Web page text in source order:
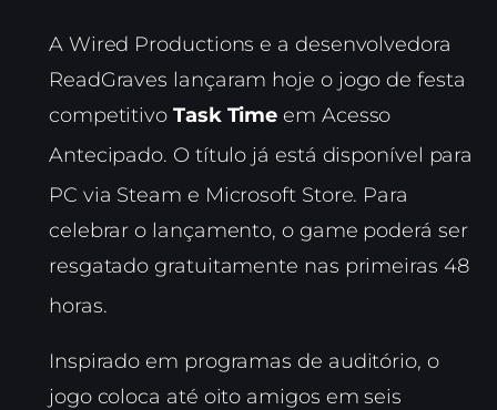
A Wired Productions e a desenvolvedora
ReadGraves lançaram hoje o jogo de festa
competitivo Task Time em Acesso
Antecipado. O título já está disponível para
PC via Steam e Microsoft Store. Para
celebrar o lançamento, o game poderá ser
resgatado gratuitamente nas primeiras 48
horas.
Inspirado em programas de auditório, o
jogo coloca até oito amigos em seis